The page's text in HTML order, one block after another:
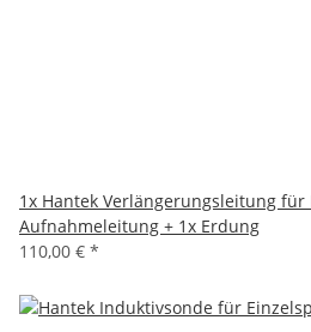
1x Hantek Verlängerungsleitung
Aufnahmeleitung + 1x Erdung
110,00 € *